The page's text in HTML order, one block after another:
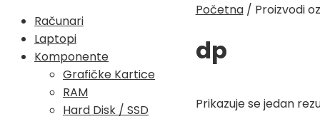
Računari
Laptopi
Komponente
Grafičke Kartice
RAM
Hard Disk / SSD
Početna/ Proizvodi
dp
Prikazuje se jedan